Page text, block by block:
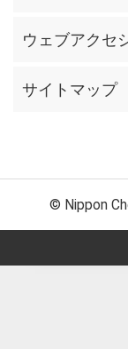
ウェブアクセ
サイトマップ
© Nippon